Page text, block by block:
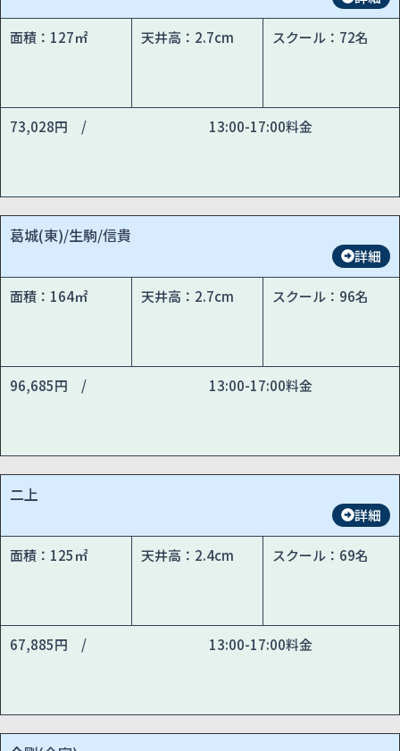
面積：127㎡ 天井高：2.7cm スクール：72名
73,028円 / 13:00-17:00料金
葛城(東)/生駒/信貴
詳細
面積：164㎡ 天井高：2.7cm スクール：96名
96,685円 / 13:00-17:00料金
二上
詳細
面積：125㎡ 天井高：2.4cm スクール：69名
67,885円 / 13:00-17:00料金